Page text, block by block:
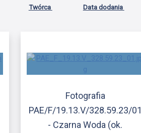
Twórca Data dodania
Fotografia
PAE/F/19.13.V/328.59.23/01
- Czarna Woda (ok.